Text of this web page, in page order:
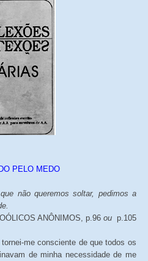
PELO MEDO
não queremos soltar, pedimos a
ANÔNIMOS, p.96 ou p.105
me consciente de que todos os
de minha necessidade de me